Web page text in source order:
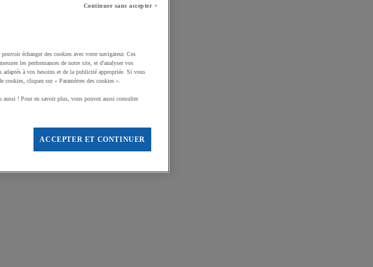
Continuer sans accepter >
échanger des cookies avec votre navigateur. Ces
les performances de notre site, et d'analyser vos
adaptés à vos besoins et de la publicité appropriée. Si vous
cookies, cliquez sur « Paramètres des cookies ».
! Pour en savoir plus, vous pouvez aussi consulter
ACCEPTER ET CONTINUER